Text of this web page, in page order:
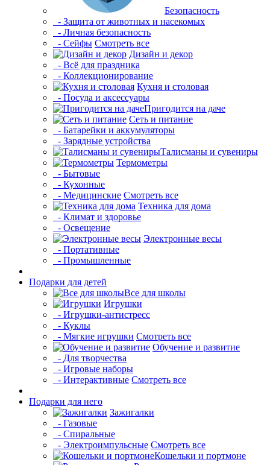
Безопасность
- Защита от животных и насекомых
- Личная безопасность
- Сейфы Смотреть все
Дизайн и декор
- Всё для праздника
- Коллекционирование
Кухня и столовая
- Посуда и аксессуары
Пригодится на даче
Сеть и питание
- Батарейки и аккумуляторы
- Зарядные устройства
Талисманы и сувениры
Термометры
- Бытовые
- Кухонные
- Медицинские Смотреть все
Техника для дома
- Климат и здоровье
- Освещение
Электронные весы
- Портативные
- Промышленные
Подарки для детей
Все для школы
Игрушки
- Игрушки-антистресс
- Куклы
- Мягкие игрушки Смотреть все
Обучение и развитие
- Для творчества
- Игровые наборы
- Интерактивные Смотреть все
Подарки для него
Зажигалки
- Газовые
- Спиральные
- Электроимпульсные Смотреть все
Кошельки и портмоне